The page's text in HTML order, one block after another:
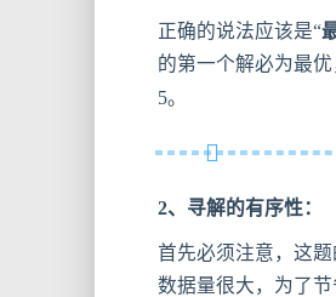
正确的说法应该是“
的第一个解必为最
5。
2、寻解的有序性：
首先必须注意，这
数据量很大，为了